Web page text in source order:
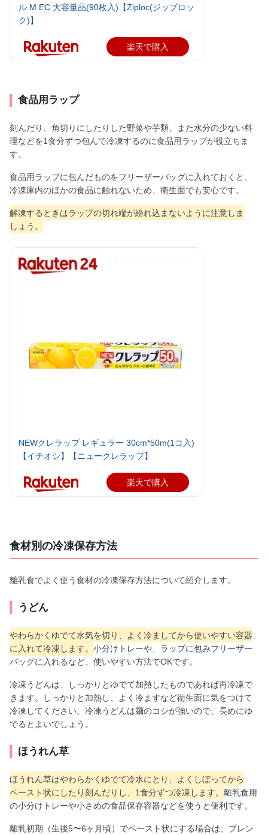
ル M EC 大容量品(90枚入)【Ziploc(ジップロッ
ク)】
楽天で購入
食品用ラップ
刻んだり、角切りにしたりした野菜や芋類、また水分の少ない料
理などを1食分ずつ包んで冷凍するのに食品用ラップが役立ちま
す。
食品用ラップに包んだものをフリーザーバッグに入れておくと、
冷凍庫内のほかの食品に触れないため、衛生面でも安心です。
解凍するときはラップの切れ端が紛れ込まないように注意しま
しょう。
NEWクレラップ レギュラー 30cm*50m(1コ入)
【イチオシ】【ニュークレラップ】
楽天で購入
食材別の冷凍保存方法
離乳食でよく使う食材の冷凍保存方法について紹介します。
うどん
やわらかくゆでて水気を切り、よく冷ましてから使いやすい容器
に入れて冷凍します。 小分けトレーや、ラップに包みフリーザー
バッグに入れるなど、使いやすい方法でOKです。
冷凍うどんは、しっかりとゆでて加熱したものであれば再冷凍で
きます。しっかりと加熱し、よく冷ますなど衛生面に気をつけて
冷凍してください。冷凍うどんは麺のコシが強いので、長めにゆ
でるとよいでしょう。
ほうれん草
ほうれん草はやわらかくゆでて冷水にとり、よくしぼってから
ペースト状にしたり刻んだりし、1食分ずつ冷凍します。 離乳食用
の小分けトレーや小さめの食品保存容器などを使うと便利です。
離乳初期（生後5〜6ヶ月頃）でペースト状にする場合は、ブレン